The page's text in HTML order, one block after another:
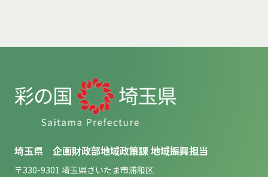
埼玉県 企画財政部地域政策課 地域振興担当
〒330-9301 埼玉県さいたま市浦和区